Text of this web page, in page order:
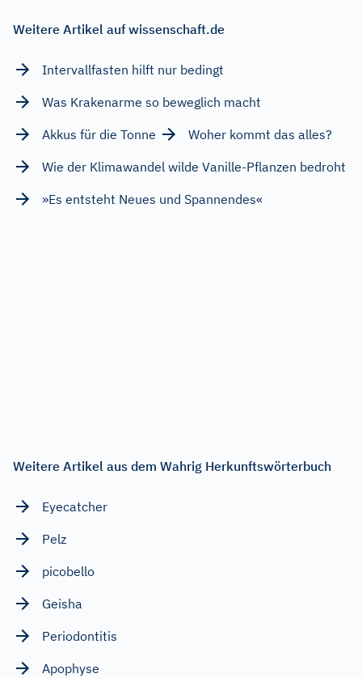
Weitere Artikel auf wissenschaft.de
Intervallfasten hilft nur bedingt
Was Krakenarme so beweglich macht
Akkus für die Tonne
Woher kommt das alles?
Wie der Klimawandel wilde Vanille-Pflanzen bedroht
»Es entsteht Neues und Spannendes«
Weitere Artikel aus dem Wahrig Herkunftswörterbuch
Eyecatcher
Pelz
picobello
Geisha
Periodontitis
Apophyse